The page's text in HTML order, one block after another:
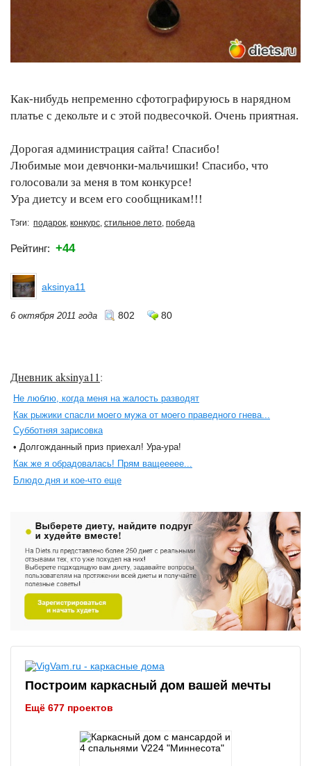
Как-нибудь непременно сфотографируюсь в нарядном
платье с декольте и с этой подвесочкой. Очень приятная.
Дорогая администрация сайта! Спасибо!
Любимые мои девчонки-мальчишки! Спасибо, что
голосовали за меня в том конкурсе!
Ура диетсу и всем его сообщникам!!!
Тэги: подарок, конкурс, стильное лето, победа
Рейтинг: +44
aksinya11
6 октября 2011 года 802 80
Дневник aksinya11:
Не люблю, когда меня на жалость разводят
Как рыжики спасли моего мужа от моего праведного гнева...
Субботняя зарисовка
• Долгожданный приз приехал! Ура-ура!
Как же я обрадовалась! Прям ващеееее...
Блюдо дня и кое-что еще
Построим каркасный дом вашей мечты
Ещё 677 проектов